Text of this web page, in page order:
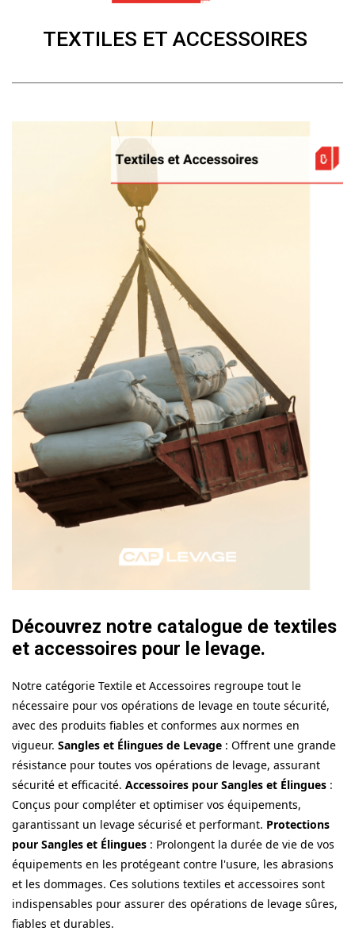
TEXTILES ET ACCESSOIRES
Découvrez notre catalogue de textiles
et accessoires pour le levage.
Notre catégorie Textile et Accessoires regroupe tout le
nécessaire pour vos opérations de levage en toute sécurité,
avec des produits fiables et conformes aux normes en
vigueur. Sangles et Élingues de Levage : Offrent une grande
résistance pour toutes vos opérations de levage, assurant
sécurité et efficacité. Accessoires pour Sangles et Élingues :
Conçus pour compléter et optimiser vos équipements,
garantissant un levage sécurisé et performant. Protections
pour Sangles et Élingues : Prolongent la durée de vie de vos
équipements en les protégeant contre l'usure, les abrasions
et les dommages. Ces solutions textiles et accessoires sont
indispensables pour assurer des opérations de levage sûres,
fiables et durables.